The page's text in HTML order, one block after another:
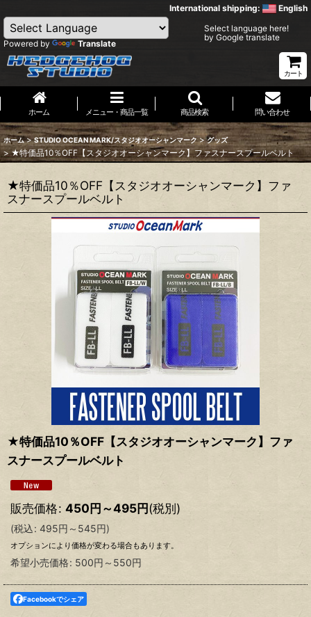
International shipping: English
Powered by Translate
Select language here!
by Google translate
カート
ホーム メニュー・商品一覧 商品検索 問い合わせ
ホーム > STUDIO OCEAN MARK/スタジオオーシャンマーク > グッズ
> ★特価品10％OFF【スタジオオーシャンマーク】ファスナースプールベルト
★特価品10％OFF【スタジオオーシャンマーク】ファ
スナースプールベルト
★特価品10％OFF【スタジオオーシャンマーク】ファ
スナースプールベルト
販売価格: 450円～495円(税別)
(税込: 495円 ～545円)
オプションにより価格が変わる場合もあります。
希望小売価格: 500円 ～550円
Facebookでシェア